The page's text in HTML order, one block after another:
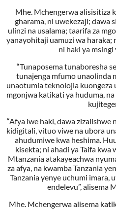
Mhe. Mchengerwa alisisitiza
gharama, ni uwekezaji; dawa
ulinzi na usalama; taarifa za
yanayohitaji uamuzi wa haraka;
ni haki ya
“Tunaposema tunaboresha
tunajenga mfumo unaolinda
unaotumia teknolojia kuongeza
mgonjwa katikati ya huduma,
“Afya iwe haki, dawa zizalishwe
kidigitali, vituo viwe na ubora
ahudumiwe kwa heshima.
kisekta; ni ahadi ya Taifa
Mtanzania atakayeachwa
za afya, na kwamba Tanzania
Tanzania yenye uchumi imara,
endelevu”, alisema
Mhe. Mchengerwa alisema